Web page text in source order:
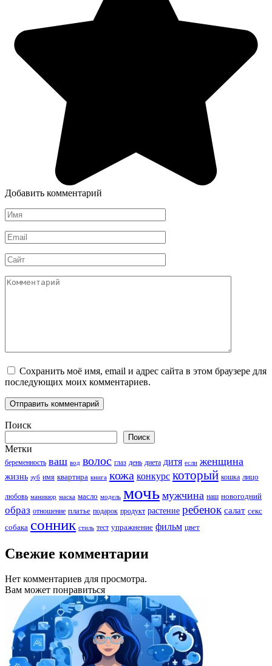
Добавить комментарий
Имя
*
Email
*
Сайт
Комментарий
Сохранить моё имя, email и адрес сайта в этом браузере для
последующих моих комментариев.
Поиск
Поиск
Метки
беременность ваш вод волос глаз день диета дитя если женщина
жизнь зуб имя квартира книга кожа конкурс который кошка лицо
любовь маникюр маска масло модель мочь мужчина наш новогодний
образ отношение платье подарок продукт растение ребенок салат секс
собака сонник стиль тест упражнение фильм цвет
Свежие комментарии
Нет комментариев для просмотра.
Вам может понравиться